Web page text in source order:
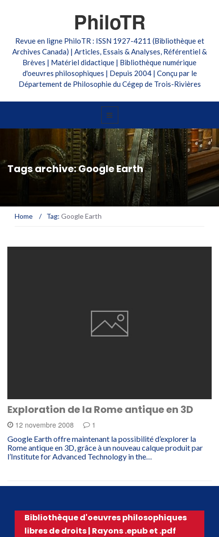
PhiloTR
Revue en ligne PhiloTR : ISSN 1927-4211 (Bibliothèque et
Archives Canada) | Articles, Essais & Analyses, Référentiel &
Brèves | Matériel didactique | Bibliothèque numérique
d'oeuvres philosophiques | Depuis 2004 | Conçu par le
Département de Philosophie du Cégep de Trois-Rivières
Tags archive: Google Earth
Home / Tag: Google Earth
Exploration de la Rome antique en 3D
12 novembre 2008 1
Google Earth offre maintenant la possibilité d’explorer la
Rome antique en 3D, grâce à un nouveau calque produit par
l’Institute for Advanced Technology in the…
Bibliothèque d'oeuvres philosophiques
libres de droits | Rayons .epub et .pdf